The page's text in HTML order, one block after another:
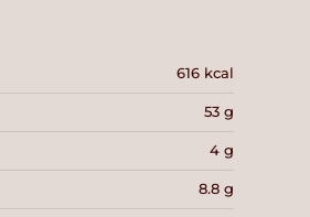
616 kcal
53 g
4 g
8.8 g